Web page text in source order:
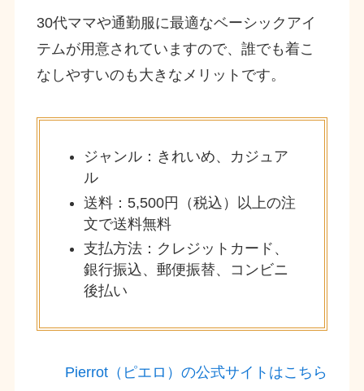
30代ママや通勤服に最適なベーシックアイ
テムが用意されていますので、誰でも着こ
なしやすいのも大きなメリットです。
ジャンル：きれいめ、カジュア
ル
送料：5,500円（税込）以上の注
文で送料無料
支払方法：クレジットカード、
銀行振込、郵便振替、コンビニ
後払い
Pierrot（ピエロ）の公式サイトはこちら